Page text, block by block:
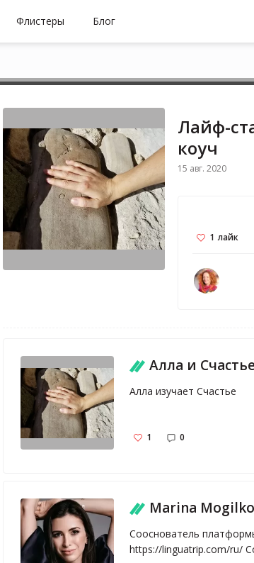
Флистеры Блог
Лайф-
коуч
15 авг. 2020
1 лайк
Алла и
Алла изучает Счастье
1 0
Marina Mogilko
Сооснователь
https://linguatrip.com/ru/